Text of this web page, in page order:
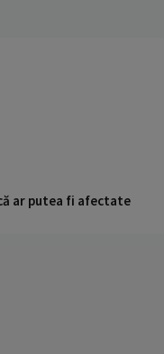
ar putea fi afectate